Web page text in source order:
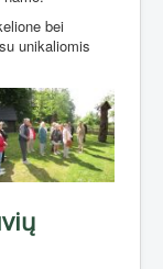
bei
unikaliomis